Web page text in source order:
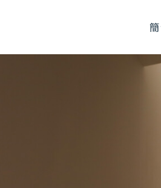
徹底控油
皮膚管
皮膚管